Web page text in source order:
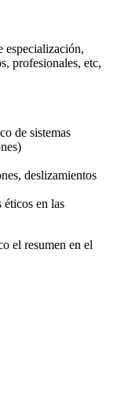
especialización,
profesionales, etc,
de sistemas
deslizamientos
éticos en las
el resumen en el